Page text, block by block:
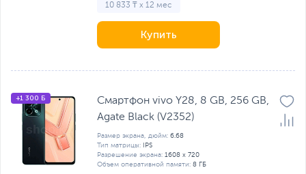
10 833 ₸ x 12 мес
Купить
+1 300 Б
Смартфон vivo Y28, 8 GB, 256 GB,
Agate Black (V2352)
Размер экрана, дюйм: 6.68
Тип матрицы:
IPS
Разрешение экрана: 1608 x 720
Объем оперативной памяти: 8 ГБ